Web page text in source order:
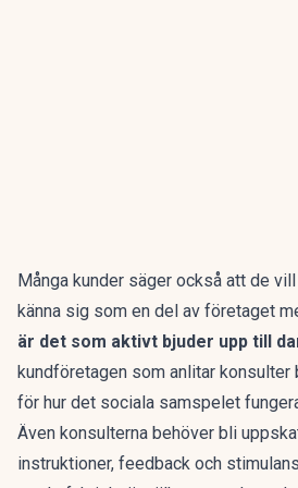
Många kunder säger också att de
känna sig som en del av företaget
är det som aktivt bjuder upp till
kundföretagen som anlitar konsulter
för hur det sociala samspelet
Även konsulterna behöver bli
instruktioner, feedback och